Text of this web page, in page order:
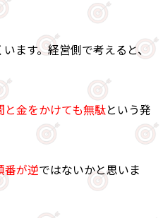
ます。経営側で考えると、
と金をかけても無駄という発
番が逆ではないかと思いま